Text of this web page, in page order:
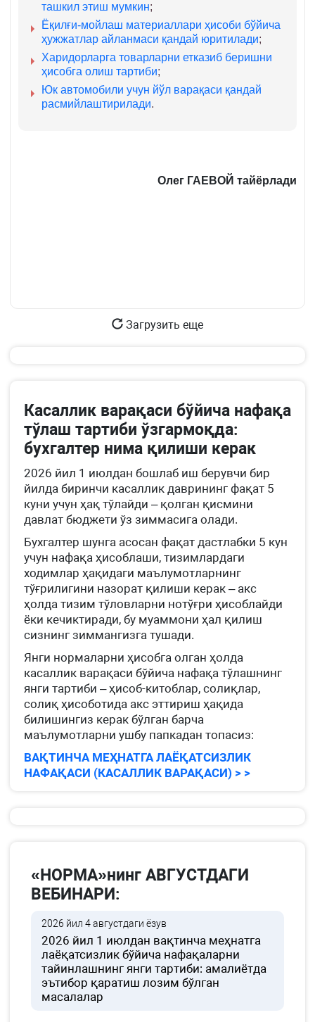
ташкил этиш мумкин;
Ёқилғи-мойлаш материаллари ҳисоби бўйича
ҳужжатлар айланмаси қандай юритилади;
Харидорларга товарларни етказиб беришни
ҳисобга олиш тартиби;
Юк автомобили учун йўл варақаси қандай
расмийлаштирилади.
Олег ГАЕВОЙ тайёрлади
Загрузить еще
Касаллик варақаси бўйича нафақа
тўлаш тартиби ўзгармоқда:
бухгалтер нима қилиши керак
2026 йил 1 июлдан бошлаб иш берувчи бир
йилда биринчи касаллик даврининг фақат 5
куни учун ҳақ тўлайди – қолган қисмини
давлат бюджети ўз зиммасига олади.
Бухгалтер шунга асосан фақат дастлабки 5 кун
учун нафақа ҳисоблаши, тизимлардаги
ходимлар ҳақидаги маълумотларнинг
тўғрилигини назорат қилиши керак – акс
ҳолда тизим тўловларни нотўғри ҳисоблайди
ёки кечиктиради, бу муаммони ҳал қилиш
сизнинг зиммангизга тушади.
Янги нормаларни ҳисобга олган ҳолда
касаллик варақаси бўйича нафақа тўлашнинг
янги тартиби – ҳисоб-китоблар, солиқлар,
солиқ ҳисоботида акс эттириш ҳақида
билишингиз керак бўлган барча
маълумотларни ушбу папкадан топасиз:
ВАҚТИНЧА МЕҲНАТГА ЛАЁҚАТСИЗЛИК
НАФАҚАСИ (КАСАЛЛИК ВАРАҚАСИ) > >
«НОРМА»нинг АВГУСТДАГИ
ВЕБИНАРИ:
2026 йил 4 августдаги ёзув
2026 йил 1 июлдан вақтинча меҳнатга
лаёқатсизлик бўйича нафақаларни
тайинлашнинг янги тартиби: амалиётда
эътибор қаратиш лозим бўлган
масалалар